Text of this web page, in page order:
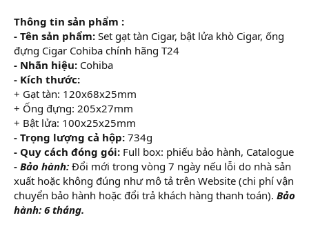
Thông tin sản phẩm :
- Tên sản phẩm: Set gạt tàn Cigar, bật lửa khò Cigar, ống
đựng Cigar Cohiba chính hãng T24
- Nhãn hiệu: Cohiba
- Kích thước:
+ Gạt tàn: 120x68x25mm
+ Ống đựng: 205x27mm
+ Bật lửa: 100x25x25mm
- Trọng lượng cả hộp: 734g
- Quy cách đóng gói: Full box: phiếu bảo hành, Catalogue
- Bảo hành: Đổi mới trong vòng 7 ngày nếu lỗi do nhà sản
xuất hoặc không đúng như mô tả trên Website (chi phí vận
chuyển bảo hành hoặc đổi trả khách hàng thanh toán). Bảo
hành: 6 tháng.